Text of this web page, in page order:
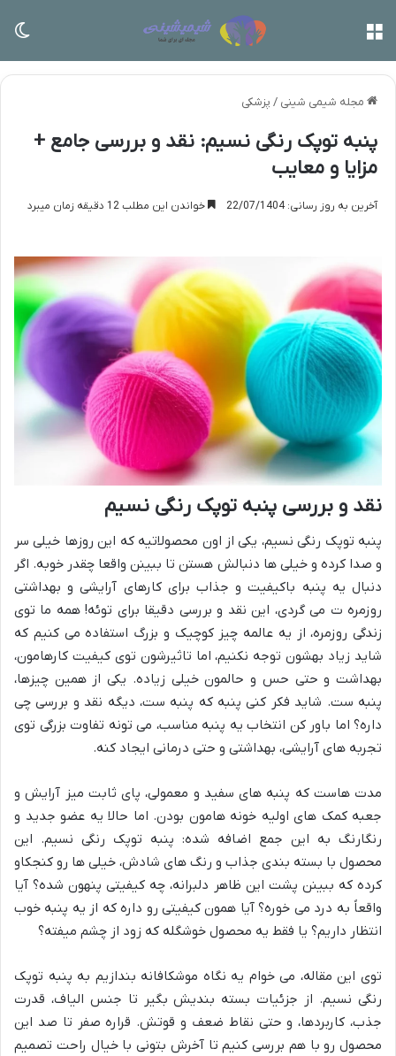
مجله شیمی شینی / پزشکی
پنبه توپک رنگی نسیم: نقد و بررسی جامع +
مزایا و معایب
آخرین به روز رسانی: 22/07/1404 خواندن این مطلب 12 دقیقه زمان میبرد
نقد و بررسی پنبه توپک رنگی نسیم
پنبه توپک رنگی نسیم، یکی از اون محصولاتیه که این روزها خیلی سر
و صدا کرده و خیلی ها دنبالش هستن تا ببینن واقعا چقدر خوبه. اگر
دنبال یه پنبه باکیفیت و جذاب برای کارهای آرایشی و بهداشتی
روزمره ت می گردی، این نقد و بررسی دقیقا برای توئه! همه ما توی
زندگی روزمره، از یه عالمه چیز کوچیک و بزرگ استفاده می کنیم که
شاید زیاد بهشون توجه نکنیم، اما تاثیرشون توی کیفیت کارهامون،
بهداشت و حتی حس و حالمون خیلی زیاده. یکی از همین چیزها،
پنبه ست. شاید فکر کنی پنبه که پنبه ست، دیگه نقد و بررسی چی
داره؟ اما باور کن انتخاب یه پنبه مناسب، می تونه تفاوت بزرگی توی
تجربه های آرایشی، بهداشتی و حتی درمانی ایجاد کنه.
مدت هاست که پنبه های سفید و معمولی، پای ثابت میز آرایش و
جعبه کمک های اولیه خونه هامون بودن. اما حالا یه عضو جدید و
رنگارنگ به این جمع اضافه شده: پنبه توپک رنگی نسیم. این
محصول با بسته بندی جذاب و رنگ های شادش، خیلی ها رو کنجکاو
کرده که ببینن پشت این ظاهر دلبرانه، چه کیفیتی پنهون شده؟ آیا
واقعاً به درد می خوره؟ آیا همون کیفیتی رو داره که از یه پنبه خوب
انتظار داریم؟ یا فقط یه محصول خوشگله که زود از چشم میفته؟
توی این مقاله، می خوام یه نگاه موشکافانه بندازیم به پنبه توپک
رنگی نسیم. از جزئیات بسته بندیش بگیر تا جنس الیاف، قدرت
جذب، کاربردها، و حتی نقاط ضعف و قوتش. قراره صفر تا صد این
محصول رو با هم بررسی کنیم تا آخرش بتونی با خیال راحت تصمیم